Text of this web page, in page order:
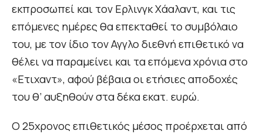
εκπροσωπεί και τον Ερλινγκ Χάαλαντ, και τις
επόμενες ημέρες θα επεκταθεί το συμβόλαιο
του, με τον ίδιο τον Αγγλο διεθνή επιθετικό να
θέλει να παραμείνει και τα επόμενα χρόνια στο
«Ετιχαντ», αφού βέβαια οι ετήσιες αποδοχές
του θ’ αυξηθούν στα δέκα εκατ. ευρώ.
Ο 25χρονος επιθετικός μέσος προέρχεται από